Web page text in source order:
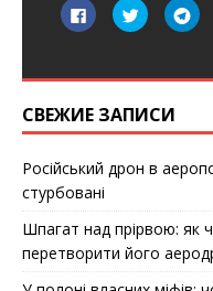
Н
а
т
д
е
,
т
о
б
ы
п
о
д
Н
а
т
ч
т
ы
д
е
л
и
т
ь
Н
а
т
т
ы
д
е
л
и
т
ь
СВЕЖИЕ ЗАПИСИ
Російський дрон в
стурбовані
Шпагат над прірвою: як
перетворити його